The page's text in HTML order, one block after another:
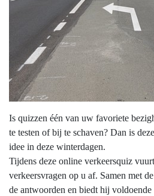
Is quizzen één van uw favoriete
te testen of bij te schaven? Dan is
idee in deze winterdagen.
Tijdens deze online verkeersquiz
verkeersvragen op u af. Samen met
de antwoorden en biedt hij